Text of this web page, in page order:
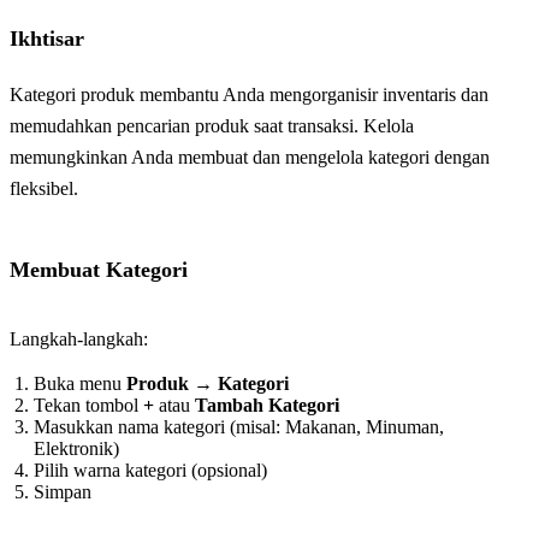
Ikhtisar
Kategori produk membantu Anda mengorganisir inventaris dan
memudahkan pencarian produk saat transaksi. Kelola
memungkinkan Anda membuat dan mengelola kategori dengan
fleksibel.
Membuat Kategori
Langkah-langkah:
Buka menu Produk → Kategori
Tekan tombol + atau Tambah Kategori
Masukkan nama kategori (misal: Makanan, Minuman,
Elektronik)
Pilih warna kategori (opsional)
Simpan